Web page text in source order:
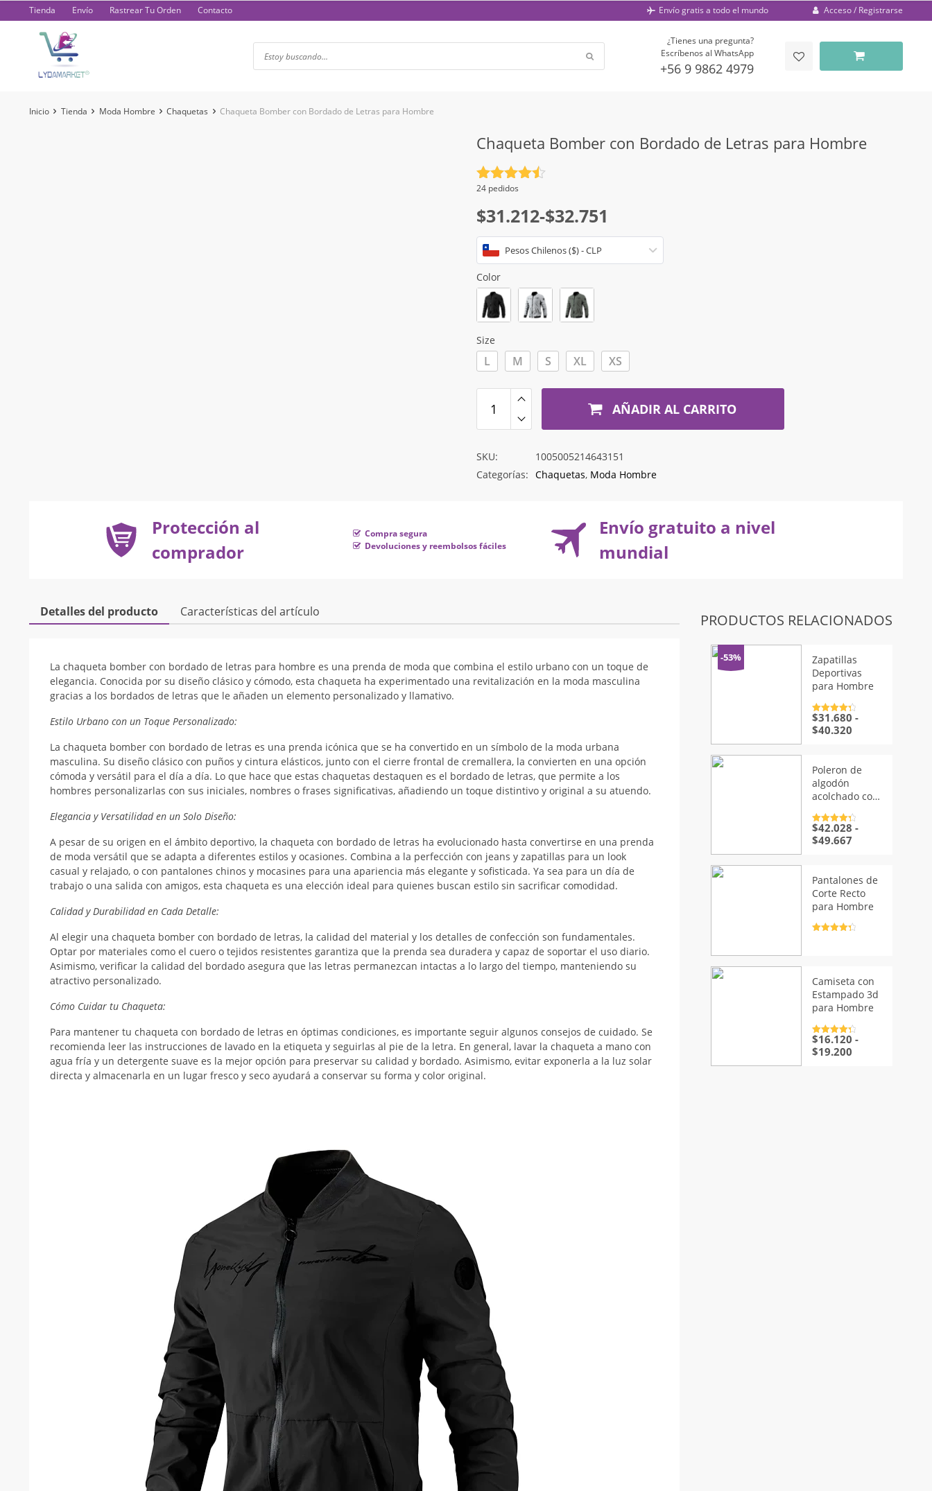
al
contenido
Tienda Envío Rastrear Tu Orden Contacto Envío gratis a todo el mundo Acceso / Registrarse
¿Tienes una pregunta?
Escríbenos al WhatsApp
+56 9 9862 4979
Inicio Tienda Moda Hombre Chaquetas Chaqueta Bomber con Bordado de Letras para Hombre
Chaqueta Bomber con Bordado de Letras para Hombre
Valorado
con
de 5
24 pedidos
$31.212-$32.751
Rango
de
precios:
desde
$31.212
hasta
$32.751
Pesos Chilenos ($) - CLP
Color
Size
L M S XL XS
AÑADIR AL CARRITO
SKU:
1005005214643151
Categorías: Chaquetas, Moda Hombre
Protección al
comprador
Compra segura
Devoluciones y reembolsos fáciles
Envío gratuito a nivel
mundial
Detalles del producto Características del artículo
La chaqueta bomber con bordado de letras para hombre es una prenda de moda que combina el estilo urbano con un toque de
elegancia. Conocida por su diseño clásico y cómodo, esta chaqueta ha experimentado una revitalización en la moda masculina
gracias a los bordados de letras que le añaden un elemento personalizado y llamativo.
Estilo Urbano con un Toque Personalizado:
La chaqueta bomber con bordado de letras es una prenda icónica que se ha convertido en un símbolo de la moda urbana
masculina. Su diseño clásico con puños y cintura elásticos, junto con el cierre frontal de cremallera, la convierten en una opción
cómoda y versátil para el día a día. Lo que hace que estas chaquetas destaquen es el bordado de letras, que permite a los
hombres personalizarlas con sus iniciales, nombres o frases significativas, añadiendo un toque distintivo y original a su atuendo.
Elegancia y Versatilidad en un Solo Diseño:
A pesar de su origen en el ámbito deportivo, la chaqueta con bordado de letras ha evolucionado hasta convertirse en una prenda
de moda versátil que se adapta a diferentes estilos y ocasiones. Combina a la perfección con jeans y zapatillas para un look
casual y relajado, o con pantalones chinos y mocasines para una apariencia más elegante y sofisticada. Ya sea para un día de
trabajo o una salida con amigos, esta chaqueta es una elección ideal para quienes buscan estilo sin sacrificar comodidad.
Calidad y Durabilidad en Cada Detalle:
Al elegir una chaqueta bomber con bordado de letras, la calidad del material y los detalles de confección son fundamentales.
Optar por materiales como el cuero o tejidos resistentes garantiza que la prenda sea duradera y capaz de soportar el uso diario.
Asimismo, verificar la calidad del bordado asegura que las letras permanezcan intactas a lo largo del tiempo, manteniendo su
atractivo personalizado.
Cómo Cuidar tu Chaqueta:
Para mantener tu chaqueta con bordado de letras en óptimas condiciones, es importante seguir algunos consejos de cuidado. Se
recomienda leer las instrucciones de lavado en la etiqueta y seguirlas al pie de la letra. En general, lavar la chaqueta a mano con
agua fría y un detergente suave es la mejor opción para preservar su calidad y bordado. Asimismo, evitar exponerla a la luz solar
directa y almacenarla en un lugar fresco y seco ayudará a conservar su forma y color original.
PRODUCTOS RELACIONADOS
-53%
Zapatillas
Deportivas
para Hombre
Valorado
con4.5de
5
$31.680 -
$40.320Rango
desde
hasta
$40.320
Poleron de
algodón
acolchado con
hombre
Valorado
con4.5de
5
$42.028 -
$49.667Rango
desde
$42.028
hasta
$49.667
Pantalones de
Corte Recto
para Hombre
Camiseta con
Estampado 3d
para Hombre
Valorado
con4.5de
5
$16.120 -
$19.200Rango